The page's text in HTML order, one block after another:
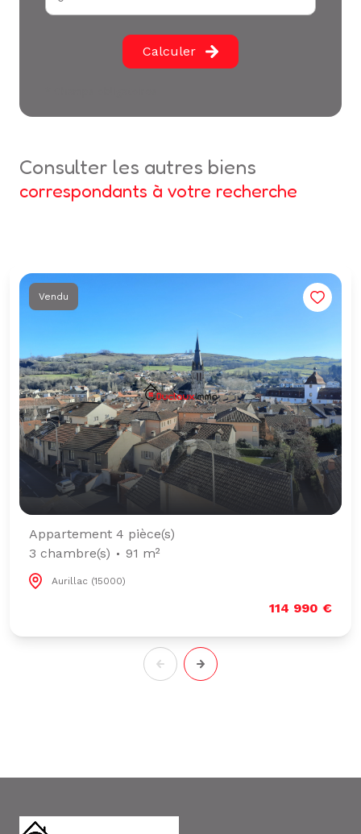
Calculer
consulter les autres biens
correspondants à votre recherche
Vendu
Appartement 4 pièce(s)
3 chambre(s)
91 m²
Aurillac (15000)
114 990 €